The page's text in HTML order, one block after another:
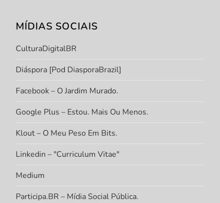
MÍDIAS SOCIAIS
CulturaDigitalBR
Diáspora [Pod DiasporaBrazil]
Facebook – O Jardim Murado.
Google Plus – Estou. Mais Ou Menos.
Klout – O Meu Peso Em Bits.
Linkedin – "Curriculum Vitae"
Medium
Participa.BR – Mídia Social Pública.